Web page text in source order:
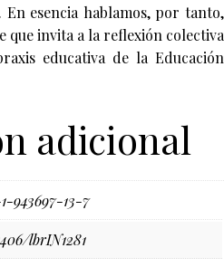
esencia hablamos, por tanto,
que invita a la reflexión colectiva
educativa de la Educación
adicional
943697-13-7
lbrIN1281